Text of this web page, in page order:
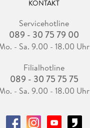
KONTAKT
Servicehotline
089 - 30 75 79 00
- Sa. 9.00 - 18.00 Uhr
Filialhotline
089 - 30 75 75 75
- Sa. 9.00 - 18.00 Uhr